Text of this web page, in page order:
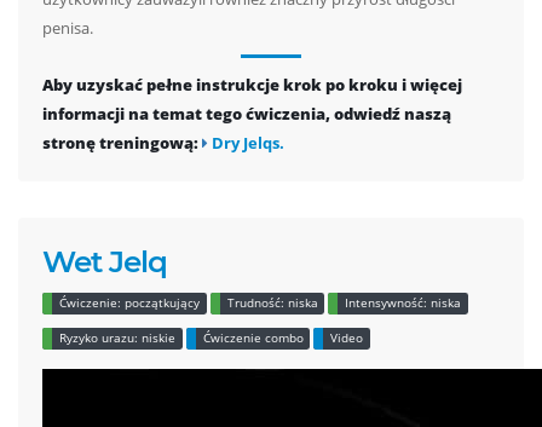
penisa.
Aby uzyskać pełne instrukcje krok po kroku i więcej
informacji na temat tego ćwiczenia, odwiedź naszą
stronę treningową:
Dry Jelqs.
Wet Jelq
Ćwiczenie: początkujący Trudność: niska Intensywność: niska
Ryzyko urazu: niskie Ćwiczenie combo Video